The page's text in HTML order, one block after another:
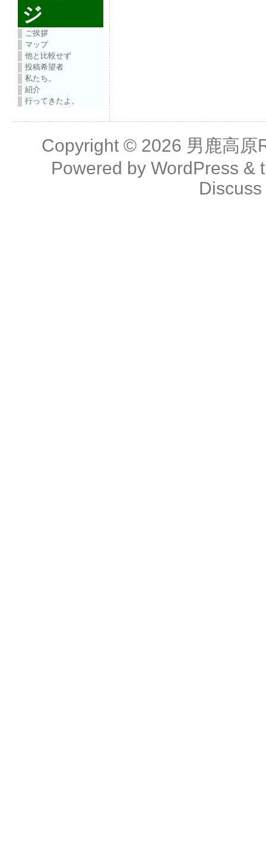
ジ
ご挨拶
マップ
他と比較せず
投稿希望者
私たち。
紹介
行ってきたよ。
Copyright © 2026 男鹿高原
Powered by WordPress &